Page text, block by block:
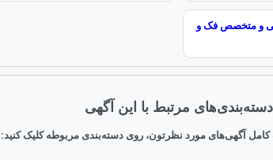
و متخصص فک و
دسته‌بندی‌های مرتبط با این آگهی
آگهی‌های مورد نظرتون، روی دسته‌بندی مربوطه کلیک کنید: